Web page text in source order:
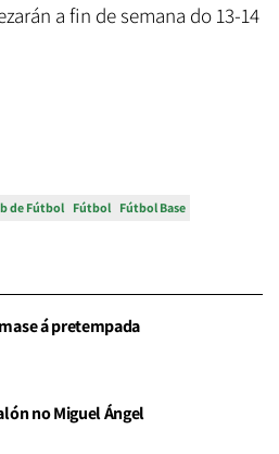
a fin de semana do 13-14
de Fútbol Fútbol Fútbol Base
á pretempada
no Miguel Ángel